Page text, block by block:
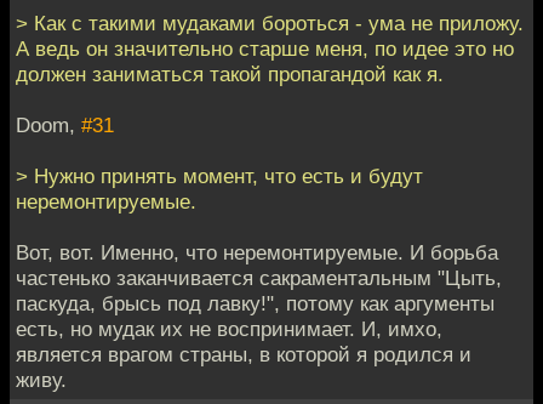
> Как с такими мудаками бороться - ума не приложу.
А ведь он значительно старше меня, по идее это но
должен заниматься такой пропагандой как я.
Doom, #31
> Нужно принять момент, что есть и будут
неремонтируемые.
Вот, вот. Именно, что неремонтируемые. И борьба
частенько заканчивается сакраментальным "Цыть,
паскуда, брысь под лавку!", потому как аргументы
есть, но мудак их не воспринимает. И, имхо,
является врагом страны, в которой я родился и
живу.